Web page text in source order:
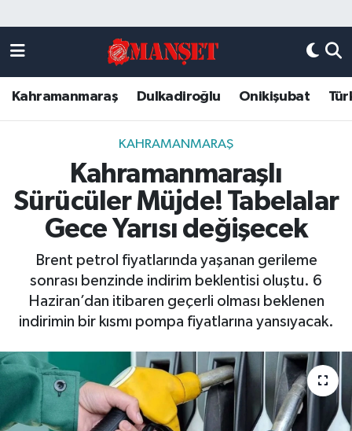
Kahramanmaraş Dulkadiroğlu Onikişubat
KAHRAMANMARAŞ
Kahramanmaraşlı
Sürücüler Müjde! Tabelalar
Gece Yarısı değişecek
Brent petrol fiyatlarında yaşanan gerileme
sonrası benzinde indirim beklentisi oluştu. 6
Haziran’dan itibaren geçerli olması beklenen
indirimin bir kısmı pompa fiyatlarına yansıyacak.
DULKADİROĞLU
KAHRAMANMARAŞ
ONİKİŞUBAT
ÖZEL HABER
Künye
Kahramanmaraş Nöbetçi Eczaneler
Kahramanmaraş Hava Durumu
Kahramanmaraş Trafik Yoğunluk Haritası
Süper Lig Puan Durumu ve Fikstür
Tüm Manşetler
Son Dakika Haberleri
Haber Arşivi